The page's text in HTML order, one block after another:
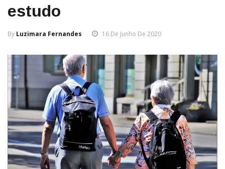
estudo
By Luzimara Fernandes 16 De Junho De 2020